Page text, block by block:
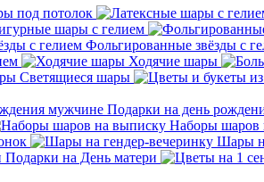
под потолок
шары с гелием
Фольгированные звёзды с
Ходячие шары
Светящиеся шары
Подарки на день
Наборы шаров
Шары
Подарки на День матери